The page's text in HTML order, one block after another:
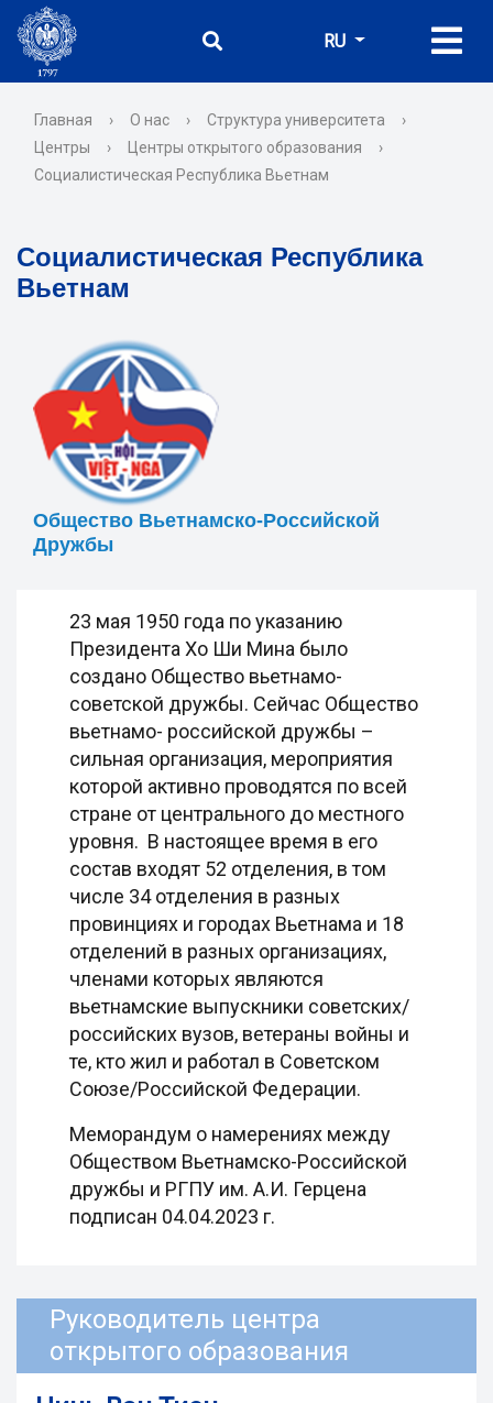
RU
Главная › О нас › Структура университета
›
Центры
› Центры открытого образования
›
Социалистическая Республика Вьетнам
Социалистическая Республика
Вьетнам
Общество Вьетнамско-Российской
Дружбы
23 мая 1950 года по указанию
Президента Хо Ши Мина было
создано Общество вьетнамо-
советской дружбы. Сейчас Общество
вьетнамо- российской дружбы –
сильная организация, мероприятия
которой активно проводятся по всей
стране от центрального до местного
уровня. В настоящее время в его
состав входят 52 отделения, в том
числе 34 отделения в разных
провинциях и городах Вьетнама и 18
отделений в разных организациях,
членами которых являются
вьетнамские выпускники советских/
российских вузов, ветераны войны и
те, кто жил и работал в Советском
Союзе/Российской Федерации.
Меморандум о намерениях между
Обществом Вьетнамско-Российской
дружбы и РГПУ им. А.И. Герцена
подписан 04.04.2023 г.
Руководитель центра
открытого образования